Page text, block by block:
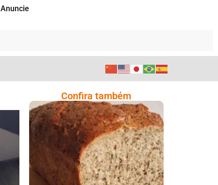
Anuncie
Confira também
Comer Bem: Pão Low
Carb